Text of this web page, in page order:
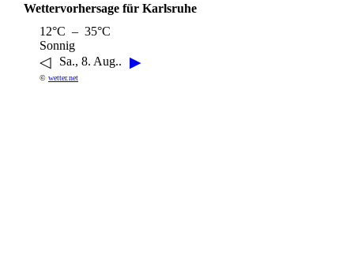
Wettervorhersage für Karlsruhe
12°C – 35°C
Sonnig
◁ Sa., 8. Aug.. ▶
© wetter.net